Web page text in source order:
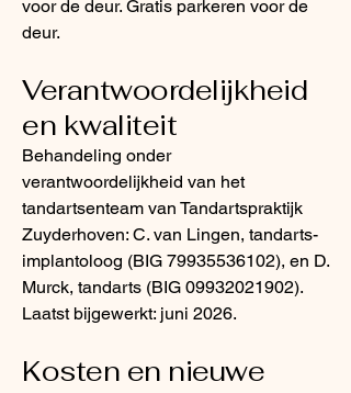
voor de deur. Gratis parkeren voor de
deur.
Verantwoordelijkheid
en kwaliteit
Behandeling onder
verantwoordelijkheid van het
tandartsenteam van Tandartspraktijk
Zuyderhoven: C. van Lingen, tandarts-
implantoloog (BIG 79935536102), en D.
Murck, tandarts (BIG 09932021902).
Laatst bijgewerkt: juni 2026.
Kosten en nieuwe